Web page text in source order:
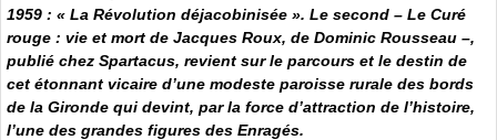
1959 : « La Révolution déjacobinisée ». Le second – Le Curé
rouge : vie et mort de Jacques Roux, de Dominic Rousseau –,
publié chez Spartacus, revient sur le parcours et le destin de
cet étonnant vicaire d’une modeste paroisse rurale des bords
de la Gironde qui devint, par la force d’attraction de l’histoire,
l’une des grandes figures des Enragés.